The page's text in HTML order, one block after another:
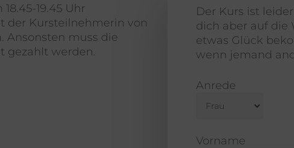
19.45 Uhr
der Kursteilnehmerin von
Ansonsten muss die
gezahlt werden.
Der Kurs ist
dich aber auf die
etwas Glück
wenn jemand
Anrede
Vorname